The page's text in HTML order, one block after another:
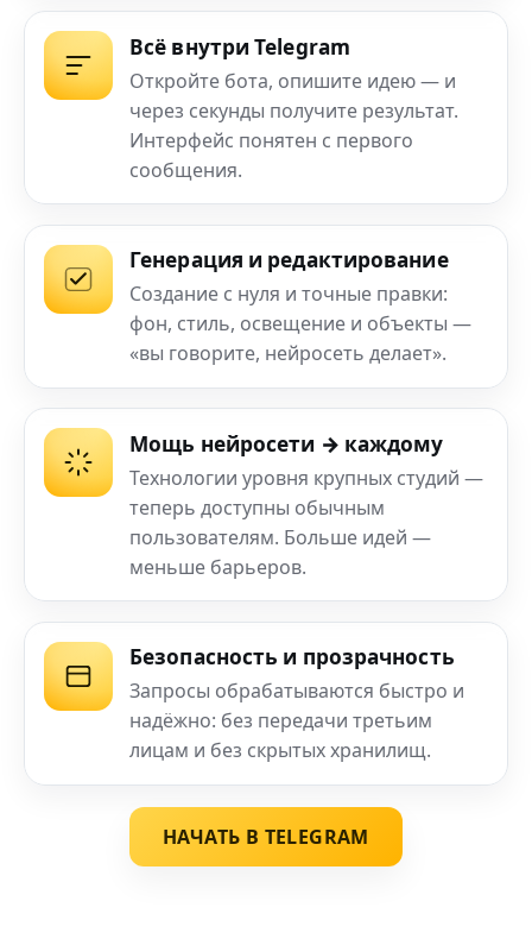
Всё внутри Telegram
Откройте бота, опишите идею — и
через секунды получите результат.
Интерфейс понятен с первого
сообщения.
Генерация и редактирование
Создание с нуля и точные правки:
фон, стиль, освещение и объекты —
«вы говорите, нейросеть делает».
Мощь нейросети → каждому
Технологии уровня крупных студий —
теперь доступны обычным
пользователям. Больше идей —
меньше барьеров.
Безопасность и прозрачность
Запросы обрабатываются быстро и
надёжно: без передачи третьим
лицам и без скрытых хранилищ.
НАЧАТЬ В TELEGRAM